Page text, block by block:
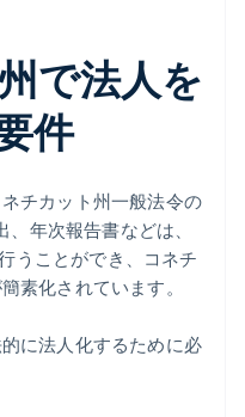
で法人を
件
チカット州一般法令の
年次報告書などは、
うことができ、コネチ
素化されています。
に法人化するために必